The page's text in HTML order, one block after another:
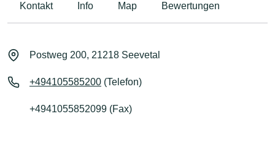
Kontakt Info Map Bewertungen
Postweg 200, 21218 Seevetal
+494105585200 (Telefon)
+4941055852099 (Fax)